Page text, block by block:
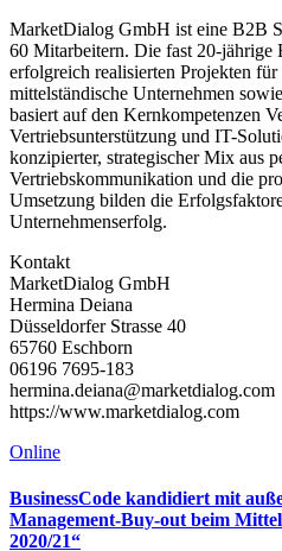
MarketDialog GmbH ist eine B2B
60 Mitarbeitern. Die fast 20-jährige
erfolgreich realisierten Projekten
mittelständische Unternehmen
basiert auf den Kernkompetenzen
Vertriebsunterstützung und IT-
konzipierter, strategischer Mix aus
Vertriebskommunikation und die
Umsetzung bilden die
Unternehmenserfolg.
Kontakt
MarketDialog GmbH
Hermina Deiana
Düsseldorfer Strasse 40
65760 Eschborn
06196 7695-183
hermina.deiana@marketdialog.com
https://www.marketdialog.com
Online
BusinessCode kandidiert mit
Management-Buy-out beim
2020/21“